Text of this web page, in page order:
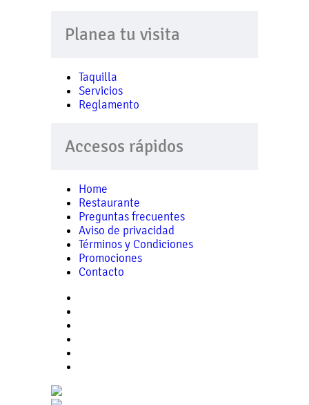
Planea tu visita
Taquilla
Servicios
Reglamento
Accesos rápidos
Home
Restaurante
Preguntas frecuentes
Aviso de privacidad
Términos y Condiciones
Promociones
Contacto